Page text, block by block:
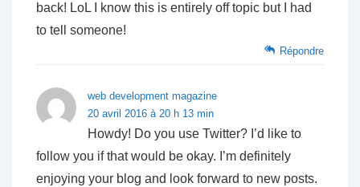
back! LoL I know this is entirely off topic but I had
to tell someone!
Répondre
web development magazine
20 avril 2016 à 20 h 13 min
Howdy! Do you use Twitter? I’d like to
follow you if that would be okay. I’m definitely
enjoying your blog and look forward to new posts.